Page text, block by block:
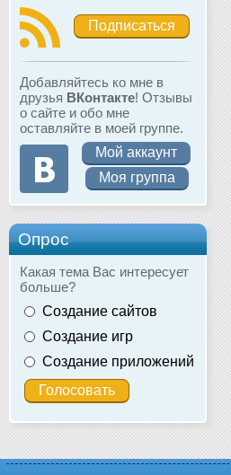
Подписаться
Добавляйтесь ко мне в
друзья ВКонтакте! Отзывы
о сайте и обо мне
оставляйте в моей группе.
Мой аккаунт
Моя группа
Опрос
Какая тема Вас интересует
больше?
Создание сайтов
Создание игр
Создание приложений